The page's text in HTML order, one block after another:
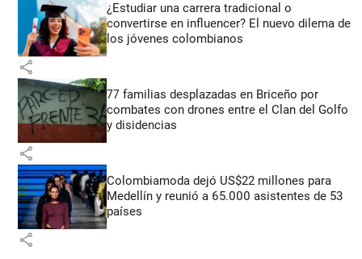
¿Estudiar una carrera tradicional o
convertirse en influencer? El nuevo dilema de
los jóvenes colombianos
share
77 familias desplazadas en Briceño por
combates con drones entre el Clan del Golfo
y disidencias
share
Colombiamoda dejó US$22 millones para
Medellín y reunió a 65.000 asistentes de 53
países
share